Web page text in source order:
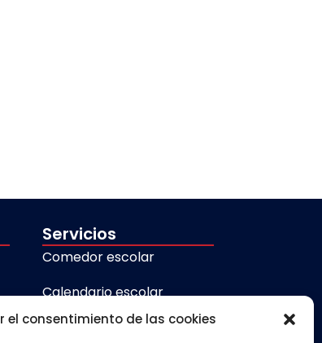
el consentimiento de las cookies
Servicios
Comedor escolar
Calendario escolar
Transporte escolar